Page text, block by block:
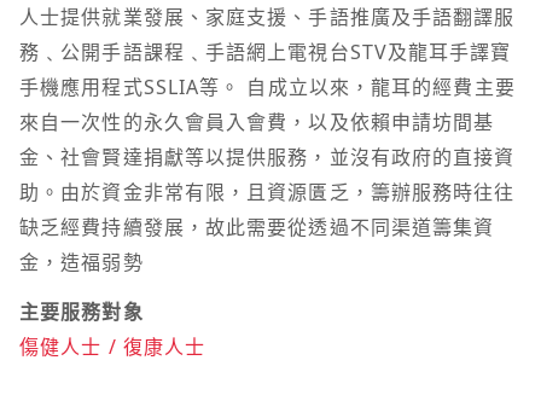
人士提供就業發展、家庭支援、手語推廣及手語翻譯服
務﹑公開手語課程﹑手語網上電視台STV及龍耳手譯寶
手機應用程式SSLIA等。 自成立以來，龍耳的經費主要
來自一次性的永久會員入會費，以及依賴申請坊間基
金、社會賢達捐獻等以提供服務，並沒有政府的直接資
助。由於資金非常有限，且資源匱乏，籌辦服務時往往
缺乏經費持續發展，故此需要從透過不同渠道籌集資
金，造福弱勢
主要服務對象
傷健人士 / 復康人士